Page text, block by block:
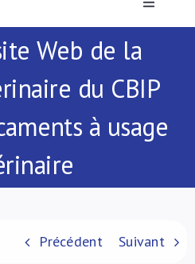
Toggle
Web de la
du CBIP
à usage
Précédent Suivant